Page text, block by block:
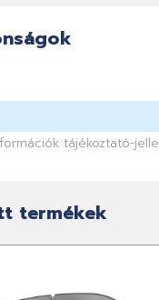
tájékoztató-
termékek